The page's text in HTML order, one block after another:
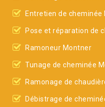
Entretien de cheminée
Pose et réparation de
Ramoneur Montner
Tunage de cheminée
Ramonage de
Débistrage de